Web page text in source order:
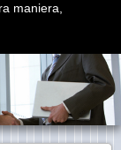
maniera,